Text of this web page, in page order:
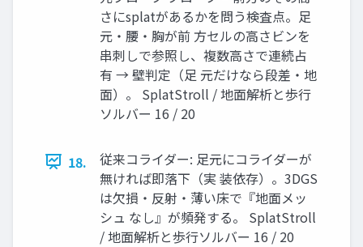
さにsplatがあるかを問う検査点。足
元・腰・胸が前 方セルの高さビンを
串刺しで参照し、複数高さで連続占
有 → 壁判定（足 元だけなら段差・地
面）。 SplatStroll / 地面解析と歩行
ソルバー 16 / 20
18.
従来コライダー: 足元にコライダーが
無ければ即落下（実 装依存）。3DGS
は欠損・反射・薄い床で『地面メッ
シュ なし』が頻発する。 SplatStroll
/ 地面解析と歩行ソルバー 16 / 20